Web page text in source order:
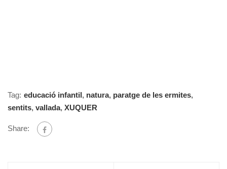
Tag: educació infantil, natura, paratge de les ermites,
sentits, vallada, XUQUER
Share: